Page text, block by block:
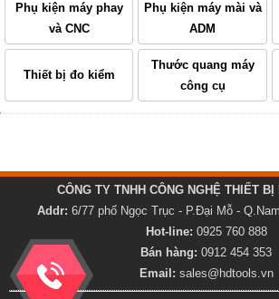
Phụ kiện máy phay
và CNC
Phụ kiện máy mài và
ADM
Thiết bị đo kiểm
Thước quang máy
công cụ
CÔNG TY TNHH CÔNG NGHỆ THIẾT BỊ
Addr: 6/77 phố Ngọc Trục - P.Đại Mỗ -
Hot-line: 0925 760 888
Bán hàng: 0912 454 353
Email: sales@hdtools.vn